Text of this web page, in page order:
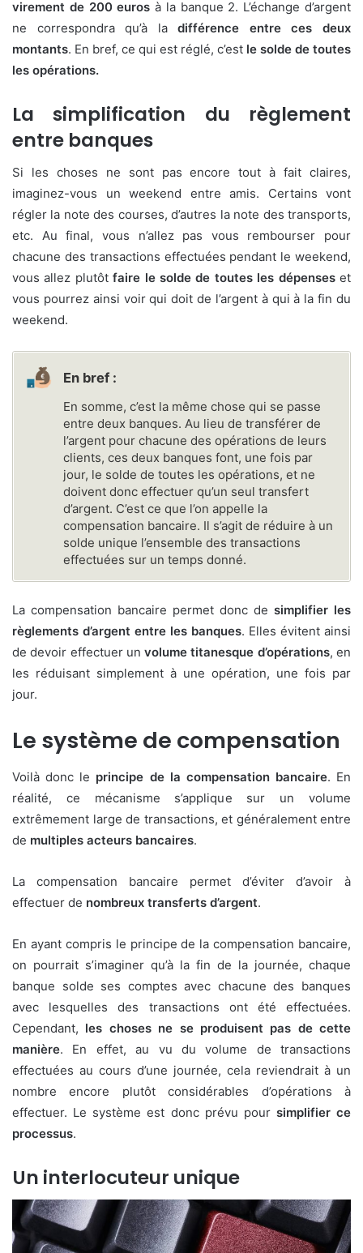
virement de 200 euros à la banque 2. L’échange d’argent
ne correspondra qu’à ladifférence entre ces deux
montants. En bref, ce qui est réglé, c’est le solde de toutes
les opérations.
La simplification du règlement
entre banques
Si les choses ne sont pas encore tout à fait claires,
imaginez-vous un weekend entre amis. Certains vont
régler la note des courses, d’autres la note des transports,
etc. Au final, vous n’allez pas vous rembourser pour
chacune des transactions effectuées pendant le weekend,
vous allez plutôtfaire le solde de toutes les dépenseset
vous pourrez ainsi voir qui doit de l’argent à qui à la fin du
weekend.
En bref :
En somme, c’est la même chose qui se passe
entre deux banques. Au lieu de transférer de
l’argent pour chacune des opérations de leurs
clients, ces deux banques font, une fois par
jour, le solde de toutes les opérations, et ne
doivent donc effectuer qu’un seul transfert
d’argent. C’est ce que l’on appelle la
compensation bancaire. Il s’agit de réduire à un
solde unique l’ensemble des transactions
effectuées sur un temps donné.
La compensation bancaire permet donc de simplifier les
règlements d’argent entre les banques. Elles évitent ainsi
de devoir effectuer unvolume titanesque d’opérations, en
les réduisant simplement à une opération, une fois par
jour.
Le système de compensation
Voilà donc le principe de la compensation bancaire. En
réalité, ce mécanisme s’applique sur un volume
extrêmement large de transactions, et généralement entre
de multiples acteurs bancaires.
La compensation bancaire permet d’éviter d’avoir à
effectuer de nombreux transferts d’argent.
En ayant compris le principe de la compensation bancaire,
on pourrait s’imaginer qu’à la fin de la journée, chaque
banque solde ses comptes avec chacune des banques
avec lesquelles des transactions ont été effectuées.
Cependant, les choses ne se produisent pas de cette
manière. En effet, au vu du volume de transactions
effectuées au cours d’une journée, cela reviendrait à un
nombre encore plutôt considérables d’opérations à
effectuer. Le système est donc prévu pour simplifier ce
processus.
Un interlocuteur unique